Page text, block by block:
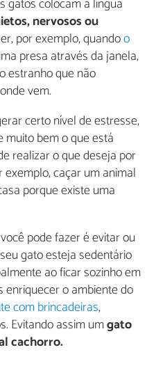
nervosos ou
por exemplo, quandoo
presa através da janela,
estranho que não
vem.
certo nível de estresse,
muito bem o que está
realizar o que deseja por
caçar um animal
porque existe uma
pode fazer é evitar ou
gato esteja sedentário
ao ficar sozinho em
enriquecer o ambiente do
com brincadeiras,
Evitando assim umgato
cachorro.